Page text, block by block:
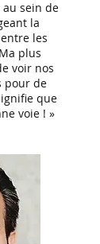
sein de
la
les
plus
voir nos
pour de
que
voie ! »